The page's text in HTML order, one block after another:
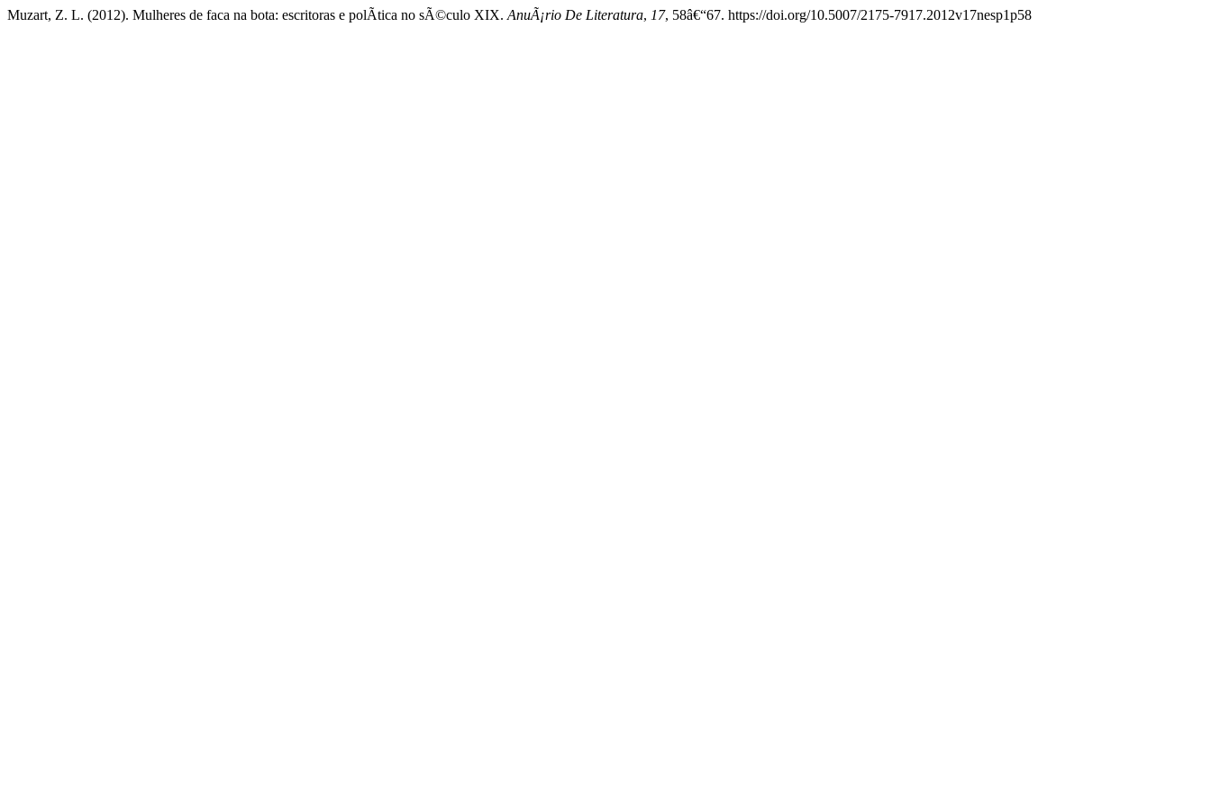
Muzart, Z. L. (2012). Mulheres de faca na bota: escritoras e polÃ­tica no sÃ©culo XIX. AnuÃ¡rio De Literatura, 17, 58â€“67. https://doi.org/10.5007/2175-7917.2012v17nesp1p58